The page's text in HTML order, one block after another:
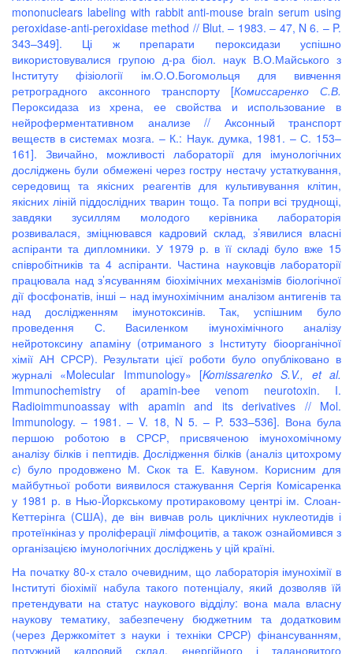
mononuclears labeling with rabbit anti-mouse brain serum using
peroxidase-anti-peroxidase method // Blut. – 1983. – 47, N 6. – P.
343–349]. Ці ж препарати пероксидази успішно
використовувалися групою д-ра біол. наук В.О.Майського з
Інституту фізіології ім.О.О.Богомольця для вивчення
ретроградного аксонного транспорту [Комиссаренко С.В.
Пероксидаза из хрена, ее свойства и использование в
нейроферментативном анализе // Аксонный транспорт
веществ в системах мозга. – К.: Наук. думка, 1981. – С. 153–
161]. Звичайно, можливості лабораторії для імунологічних
досліджень були обмежені через гостру нестачу устаткування,
середовищ та якісних реагентів для культивування клітин,
якісних ліній піддослідних тварин тощо. Та попри всі труднощі,
завдяки зусиллям молодого керівника лабораторія
розвивалася, зміцнювався кадровий склад, з’явилися власні
аспіранти та дипломники. У 1979 р. в її складі було вже 15
співробітників та 4 аспіранти. Частина науковців лабораторії
працювала над з’ясуванням біохімічних механізмів біологічної
дії фосфонатів, інші – над імунохімічним аналізом антигенів та
над дослідженням імунотоксинів. Так, успішним було
проведення С. Василенком імунохімічного аналізу
нейротоксину апаміну (отриманого з Інституту біоорганічної
хімії АН СРСР). Результати цієї роботи було опубліковано в
журналі «Molecular Immunology» [Komissarenko S. V., et al.
Immunochemistry of apamin-bee venom neurotoxin. I.
Radioimmunoassay with apamin and its derivatives // Mol.
Immunology. – 1981. – V. 18, N 5. – P. 533–536]. Вона була
першою роботою в СРСР, присвяченою імунохомічному
аналізу білків і пептидів. Дослідження білків (аналіз цитохрому
с) було продовжено М. Скок та Е. Кавуном. Корисним для
майбутньої роботи виявилося стажування Сергія Комісаренка
у 1981 р. в Нью-Йоркському протираковому центрі ім. Слоан-
Кеттерінга (США), де він вивчав роль циклічних нуклеотидів і
протеїнкіназ у проліферації лімфоцитів, а також ознайомився з
організацією імунологічних досліджень у цій країні.
На початку 80-х стало очевидним, що лабораторія імунохімії в
Інституті біохімії набула такого потенціалу, який дозволяв їй
претендувати на статус наукового відділу: вона мала власну
наукову тематику, забезпечену бюджетним та додатковим
(через Держкомітет з науки і техніки СРСР) фінансуванням,
потужний кадровий склад, енергійного і талановитого